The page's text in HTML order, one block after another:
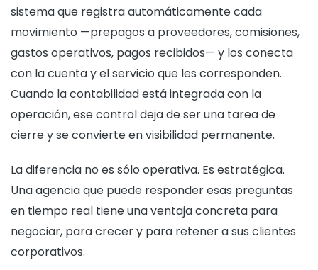
sistema que registra automáticamente cada
movimiento —prepagos a proveedores, comisiones,
gastos operativos, pagos recibidos— y los conecta
con la cuenta y el servicio que les corresponden.
Cuando la contabilidad está integrada con la
operación, ese control deja de ser una tarea de
cierre y se convierte en visibilidad permanente.
La diferencia no es sólo operativa. Es estratégica.
Una agencia que puede responder esas preguntas
en tiempo real tiene una ventaja concreta para
negociar, para crecer y para retener a sus clientes
corporativos.